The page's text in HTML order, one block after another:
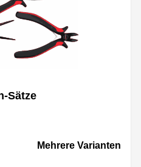
Sätze
Mehrere Varianten